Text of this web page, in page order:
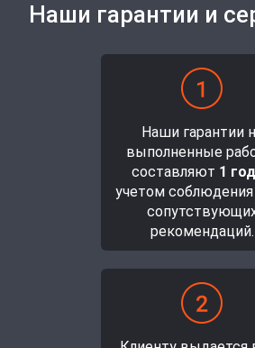
Наши гарантии и
Наши гарантии
выполненные
составляют 1
учетом
рекомендаций.